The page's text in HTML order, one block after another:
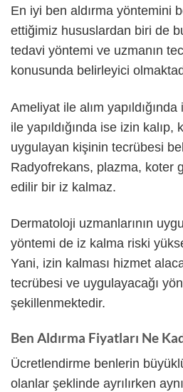
En iyi ben aldırma yöntemini
ettiğimiz hususlardan biri de
tedavi yöntemi ve uzmanın
konusunda belirleyici
Ameliyat ile alım
ile yapıldığında ise izin kalıp,
uygulayan kişinin tecrübesi
Radyofrekans, plazma, koter
edilir bir iz kalmaz.
Dermatoloji uzmanlarının
yöntemi de iz kalma riski
Yani, izin kalması hizmet
tecrübesi ve uygulayacağı
şekillenmektedir.
Ben Aldırma Fiyatları Ne
Ücretlendirme benlerin
olanlar şeklinde ayrılırken